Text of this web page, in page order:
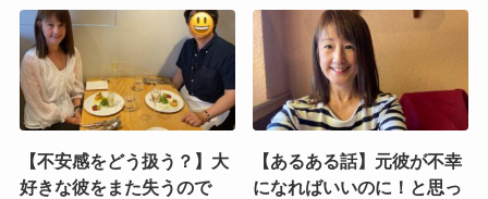
【不安感をどう扱う？】大
好きな彼をまた失うので
【あるある話】元彼が不幸
になればいいのに！と思っ